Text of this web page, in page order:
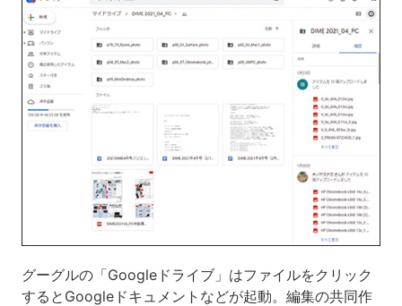
グーグルの「Googleドライブ」はファイルをクリック
するとGoogleドキュメントなどが起動。編集の共同作